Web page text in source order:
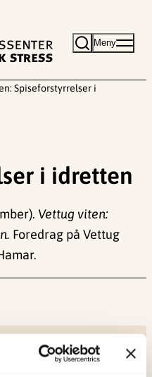
Meny
Spiseforstyrrelser i
i idretten
Vettug viten:
Foredrag på Vettug